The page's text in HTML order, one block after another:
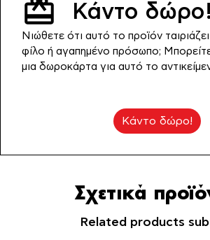
Κάντο δώρο!
Νιώθετε ότι αυτό το προϊόν
φίλο ή αγαπημένο πρόσωπο;
μια δωροκάρτα για αυτό το
Κάντο δώρο!
Σχετικά
Related products